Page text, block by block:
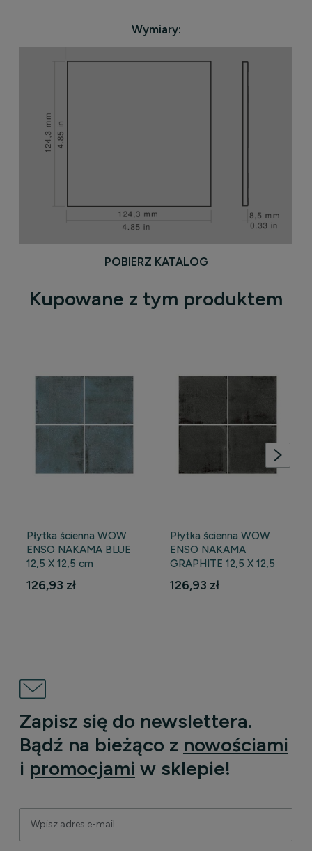
Wymiary:
POBIERZ KATALOG
Kupowane z tym produktem
Płytka ścienna WOW
ENSO NAKAMA BLUE
12,5 X 12,5 cm
126,93 zł
Płytka ścienna WOW
ENSO NAKAMA
GRAPHITE 12,5 X 12,5
126,93 zł
Zapisz się do newslettera.
Bądź na bieżąco z nowościami
i promocjami w sklepie!